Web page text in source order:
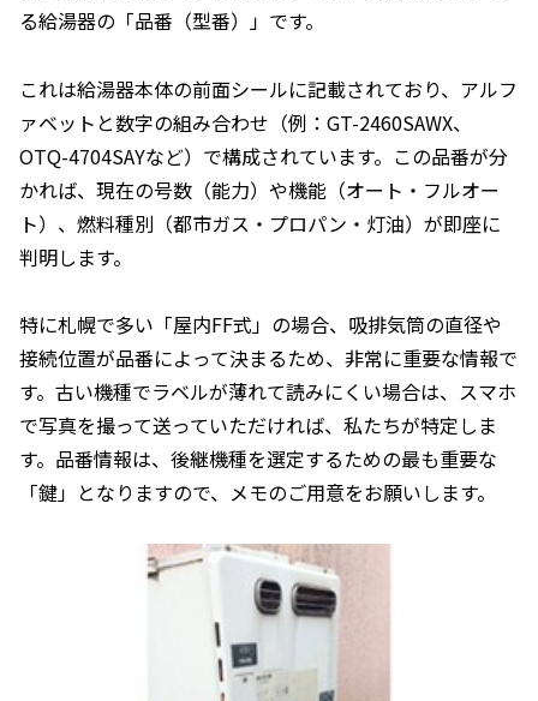
る給湯器の「品番（型番）」です。
これは給湯器本体の前面シールに記載されており、アルフ
ァベットと数字の組み合わせ（例：GT-2460SAWX、
OTQ-4704SAYなど）で構成されています。この品番が分
かれば、現在の号数（能力）や機能（オート・フルオー
ト）、燃料種別（都市ガス・プロパン・灯油）が即座に
判明します。
特に札幌で多い「屋内FF式」の場合、吸排気筒の直径や
接続位置が品番によって決まるため、非常に重要な情報で
す。古い機種でラベルが薄れて読みにくい場合は、スマホ
で写真を撮って送っていただければ、私たちが特定しま
す。品番情報は、後継機種を選定するための最も重要な
「鍵」となりますので、メモのご用意をお願いします。